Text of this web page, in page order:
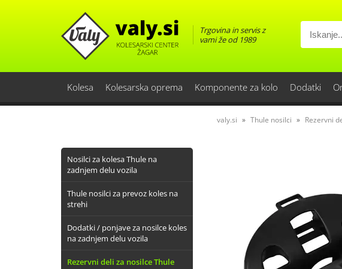
Trgovina in servis z
vami že od 1989
Kolesa Kolesarska oprema Komponente za kolo Dodatki
Nosilci za kolesa Thule na
zadnjem delu vozila
Thule nosilci za prevoz koles na
strehi
Dodatki / ponjave za nosilce koles
na zadnjem delu vozila
Rezervni deli za nosilce Thule
valy.si Thule nosilci Rezervni